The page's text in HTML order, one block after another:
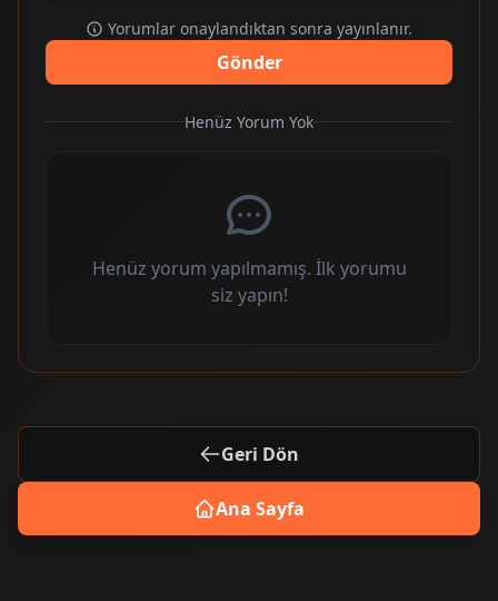
Yorumlar onaylandıktan sonra yayınlanır.
Gönder
Henüz Yorum Yok
Henüz yorum yapılmamış. İlk yorumu
siz yapın!
Geri Dön
Ana Sayfa